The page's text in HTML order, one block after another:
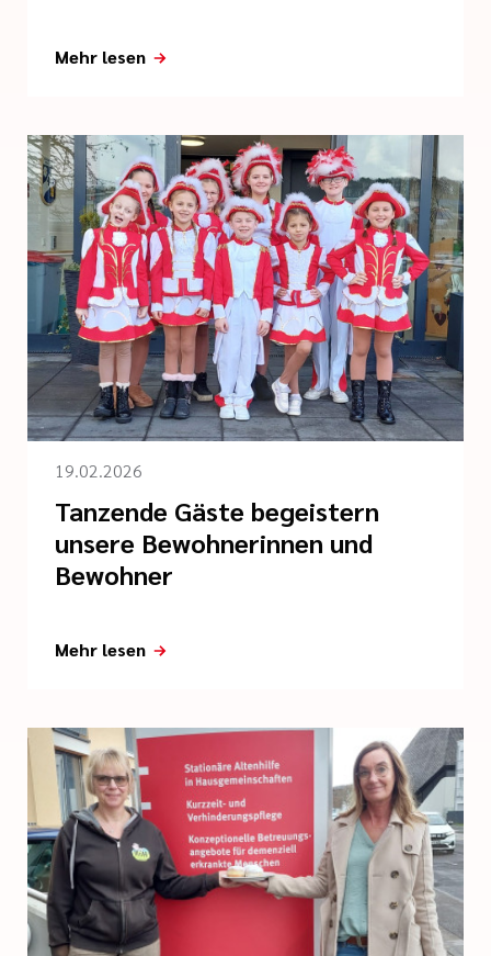
Mehr lesen
19.02.2026
Tanzende Gäste begeistern
unsere Bewohnerinnen und
Bewohner
Mehr lesen